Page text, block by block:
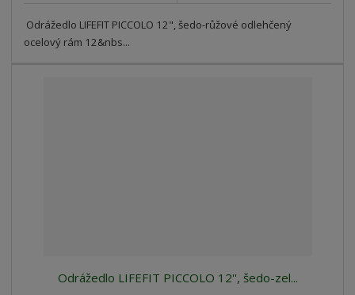
Odrážedlo LIFEFIT PICCOLO 12", šedo-růžové odlehčený
ocelový rám 12&nbs...
Odrážedlo LIFEFIT PICCOLO 12'', šedo-zel...